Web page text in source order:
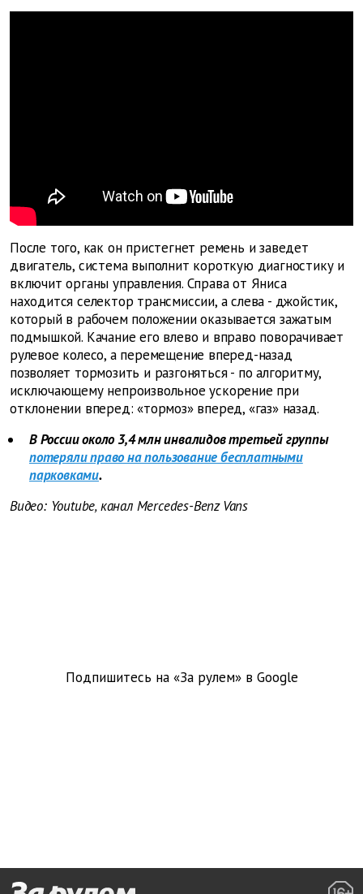
После того, как он пристегнет ремень и заведет
двигатель, система выполнит короткую диагностику и
включит органы управления. Справа от Яниса
находится селектор трансмиссии, а слева - джойстик,
который в рабочем положении оказывается зажатым
подмышкой. Качание его влево и вправо поворачивает
рулевое колесо, а перемещение вперед-назад
позволяет тормозить и разгоняться - по алгоритму,
исключающему непроизвольное ускорение при
отклонении вперед: «тормоз» вперед, «газ» назад.
В России около 3,4 млн инвалидов третьей группы
потеряли право на пользование бесплатными
парковками.
Видео: Youtube, канал Mercedes-Benz Vans
Подпишитесь на «За рулем» в Google